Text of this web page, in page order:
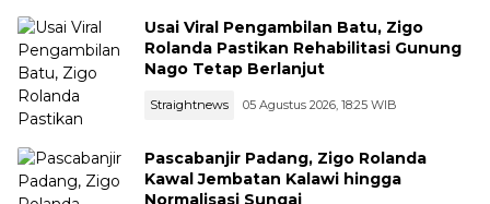
Usai Viral Pengambilan Batu, Zigo
Rolanda Pastikan Rehabilitasi Gunung
Nago Tetap Berlanjut
Straightnews 05 Agustus 2026, 18:25 WIB
Pascabanjir Padang, Zigo Rolanda
Kawal Jembatan Kalawi hingga
Normalisasi Sungai